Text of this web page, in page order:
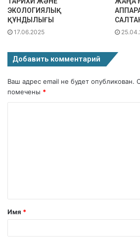
ЭКОЛОГИЯЛЫҚ
ҚҰНДЫЛЫҒЫ
17.06.2025
Добавить комментарий
Ваш адрес email не будет опубликован.
помечены *
Имя *